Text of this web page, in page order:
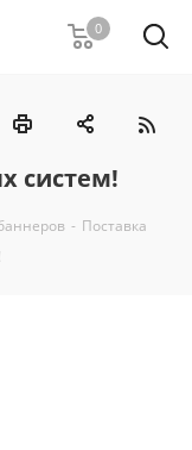
0
систем!
- Поставка